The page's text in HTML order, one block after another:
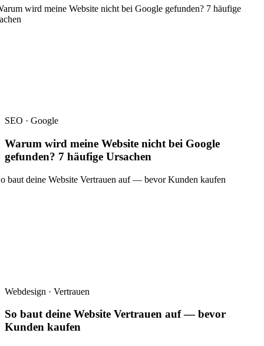
SEO · Google
Warum wird meine Website nicht bei Google
gefunden? 7 häufige Ursachen
Webdesign · Vertrauen
So baut deine Website Vertrauen auf — bevor
Kunden kaufen